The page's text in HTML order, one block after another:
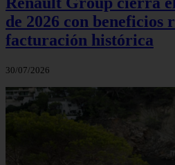
de 2026 con beneficios
facturación histórica
30/07/2026